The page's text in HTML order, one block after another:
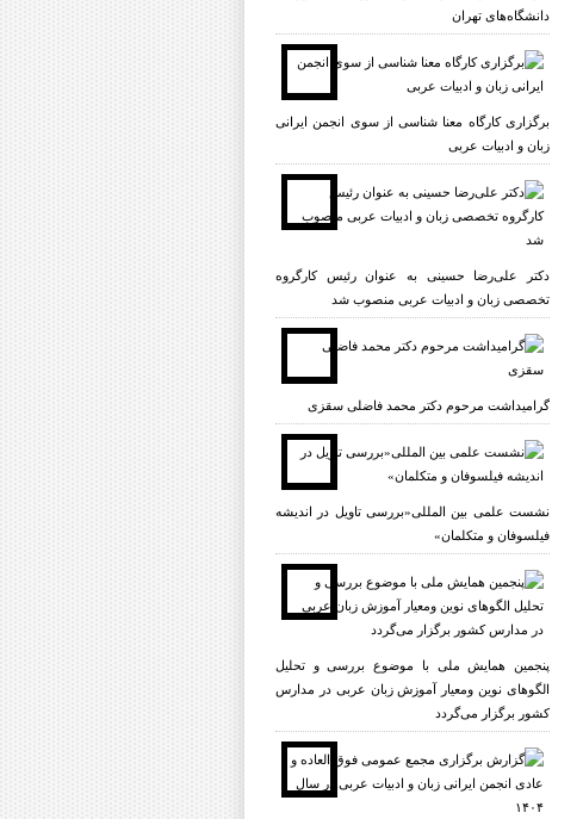
دانشگاه‌های تهران
برگزاری کارگاه معنا شناسی از سوی انجمن ایرانی
زبان و ادبیات عربی
دکتر علی‌رضا حسینی به عنوان رئیس کارگروه
تخصصی زبان و ادبیات عربی منصوب شد
گرامیداشت مرحوم دکتر محمد فاضلی سقزی
نشست علمی بين المللى«بررسى تاویل در انديشه
فیلسوفان و متکلمان»
پنجمین همایش ملی با موضوع بررسی و تحلیل
الگوهای نوین ومعیار آموزش زبان عربی در مدارس
کشور برگزار می‌گردد